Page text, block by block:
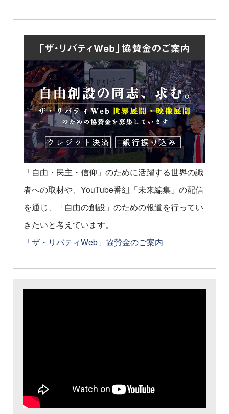
「自由・民主・信仰」のために活躍する世界の識
者への取材や、YouTube番組「未来編集」の配信
を通じ、「自由の創設」のための報道を行ってい
きたいと考えています。
「ザ・リバティWeb」協賛金のご案内